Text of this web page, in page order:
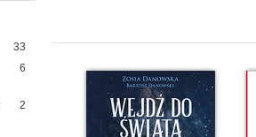
33
6
2